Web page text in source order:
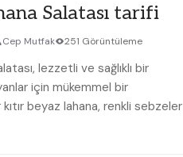
Salatası tarifi
Cep Mutfak 251 Görüntüleme
lezzetli⁤ ve sağlıklı bir
⁣için mükemmel bir
kıtır beyaz lahana, renkli sebzeler